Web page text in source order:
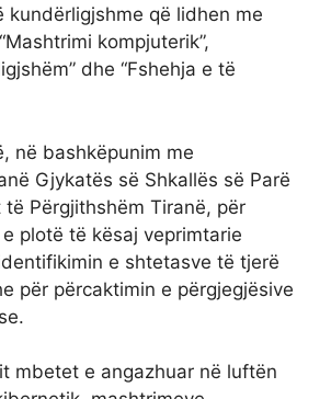
kundërligjshme që lidhen me
kompjuterik”,
dhe “Fshehja e të
në bashkëpunim me
Gjykatës së Shkallës së Parë
Përgjithshëm Tiranë, për
plotë të kësaj veprimtarie
e shtetasve të tjerë
për përcaktimin e përgjegjësive
mbetet e angazhuar në luftën